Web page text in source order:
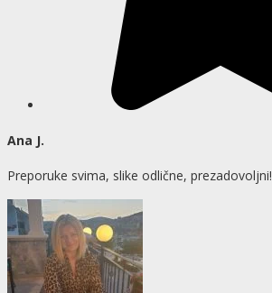
Ana J.
Preporuke svima, slike odlične, prezadovoljni!